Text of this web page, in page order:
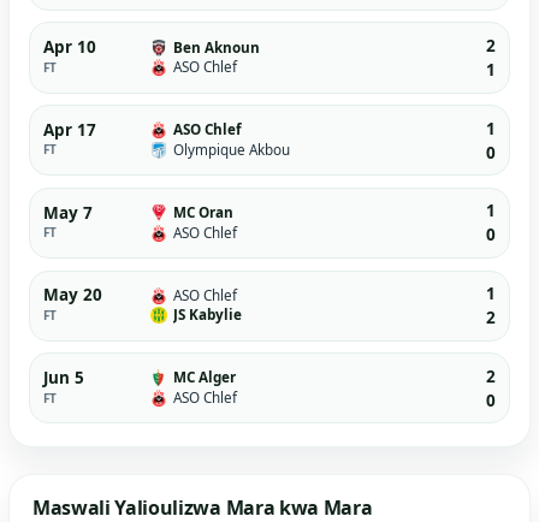
Apr 10
FT
Ben Aknoun
ASO Chlef
2
1
Apr 17
FT
ASO Chlef
Olympique Akbou
1
0
May 7
FT
MC Oran
ASO Chlef
1
0
May 20
FT
ASO Chlef
JS Kabylie
1
2
Jun 5
FT
MC Alger
ASO Chlef
2
0
Maswali Yalioulizwa Mara kwa Mara